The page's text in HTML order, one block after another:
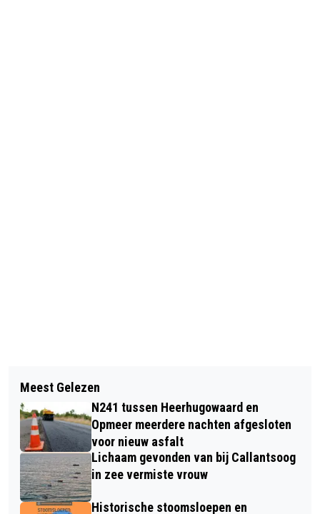
TELSTAR TE STERK VOOR JONG AZ:
NA 7 MINUTEN EINDSTAND AL OP
SCOREBORD
BOSW8ER IN DE KLAS – AFLEVERING
9: WINTERGASTEN
Meest Gelezen
N241 tussen Heerhugowaard en
Opmeer meerdere nachten afgesloten
voor nieuw asfalt
Lichaam gevonden van bij Callantsoog
in zee vermiste vrouw
Historische stoomsloepen en